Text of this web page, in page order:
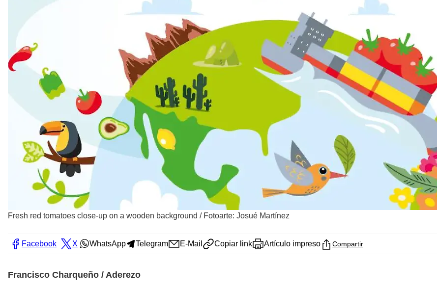
Fresh red tomatoes close-up on a wooden background / Fotoarte: Josué Martínez
Facebook X WhatsApp Telegram E-Mail Copiar link Artículo impreso Compartir
Francisco Charqueño / Aderezo